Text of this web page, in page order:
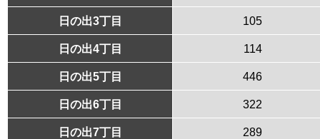
日の出3丁目 105
日の出4丁目 114
日の出5丁目 446
日の出6丁目 322
日の出7丁目 289